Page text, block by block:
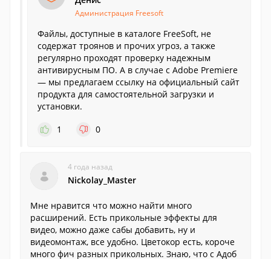
Администрация Freesoft
Файлы, доступные в каталоге FreeSoft, не
содержат троянов и прочих угроз, а также
регулярно проходят проверку надежным
антивирусным ПО. А в случае с Adobe Premiere
— мы предлагаем ссылку на официальный сайт
продукта для самостоятельной загрузки и
установки.
1
0
4 года назад
Nickolay_Master
Мне нравится что можно найти много
расширений. Есть прикольные эффекты для
видео, можно даже сабы добавить, ну и
видеомонтаж, все удобно. Цветокор есть, короче
много фич разных прикольных. Знаю, что с Адоб